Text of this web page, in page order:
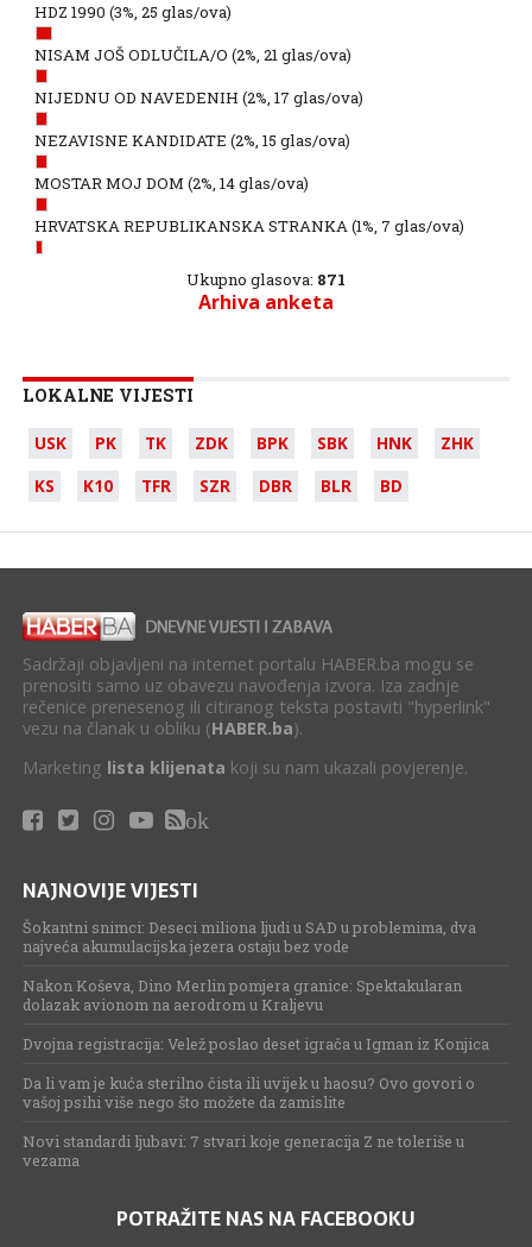
HDZ 1990 (3%, 25 glas/ova)
NISAM JOŠ ODLUČILA/O (2%, 21 glas/ova)
NIJEDNU OD NAVEDENIH (2%, 17 glas/ova)
NEZAVISNE KANDIDATE (2%, 15 glas/ova)
MOSTAR MOJ DOM (2%, 14 glas/ova)
HRVATSKA REPUBLIKANSKA STRANKA(1%, 7 glas/ova)
Ukupno glasova: 871
Arhiva anketa
LOKALNE VIJESTI
USK PK TK ZDK BPK SBK HNK
ZHK
KS
K10 TFR SZR DBR BLR BD
Sadržaji objavljeni na internet portalu HABER.ba mogu se
prenositi samo uz obavezu navođenja izvora. Iza zadnje
rečenice prenesenog ili citiranog teksta postaviti "hyperlink"
vezu na članak u obliku (HABER.ba).
Marketing lista klijenata koji su nam ukazali povjerenje.
ok
NAJNOVIJE VIJESTI
Šokantni snimci: Deseci miliona ljudi u SAD u problemima, dva
najveća akumulacijska jezera ostaju bez vode
Nakon Koševa, Dino Merlin pomjera granice: Spektakularan
dolazak avionom na aerodrom u Kraljevu
Dvojna registracija: Velež poslao deset igrača u Igman iz Konjica
Da li vam je kuća sterilno čista ili uvijek u haosu? Ovo govori o
vašoj psihi više nego što možete da zamislite
Novi standardi ljubavi: 7 stvari koje generacija Z ne toleriše u
vezama
POTRAŽITE NAS NA FACEBOOKU